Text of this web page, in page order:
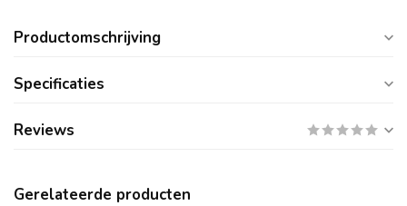
Productomschrijving
Specificaties
Reviews
Gerelateerde producten